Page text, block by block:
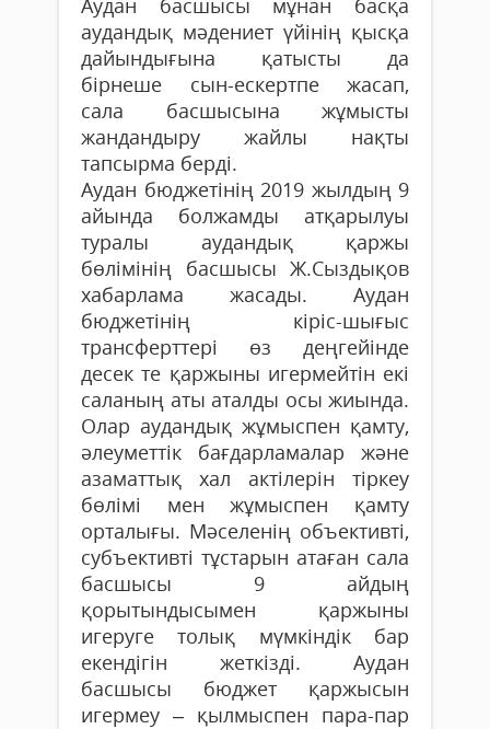
аудандық мәдениет үйінің қысқа
дайындығына қатысты да
бірнеше сын-ескертпе жасап,
сала басшысына жұмысты
жандандыру жайлы нақты
тапсырма берді.
Аудан бюджетінің 2019 жылдың 9
айында болжамды атқарылуы
туралы аудандық қаржы
бөлімінің басшысы Ж.Сыздықов
хабарлама жасады. Аудан
бюджетінің кіріс-шығыс
трансферттері өз деңгейінде
десек те қаржыны игермейтін екі
саланың аты аталды осы жиында.
Олар аудандық жұмыспен қамту,
әлеуметтік бағдарламалар және
азаматтық хал актілерін тіркеу
бөлімі мен жұмыспен қамту
орталығы. Мәселенің объективті,
субъективті тұстарын атаған сала
басшысы 9 айдың
қорытындысымен қаржыны
игеруге толық мүмкіндік бар
екендігін жеткізді. Аудан
басшысы бюджет қаржысын
игермеу – қылмыспен пара-пар